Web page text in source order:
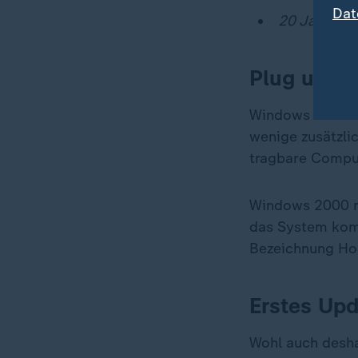
20 Jahre
Plug und
Windows 2000
wenige
tragbare
Windows 2000
das System
Bezeichnung
Erstes
Wohl auch